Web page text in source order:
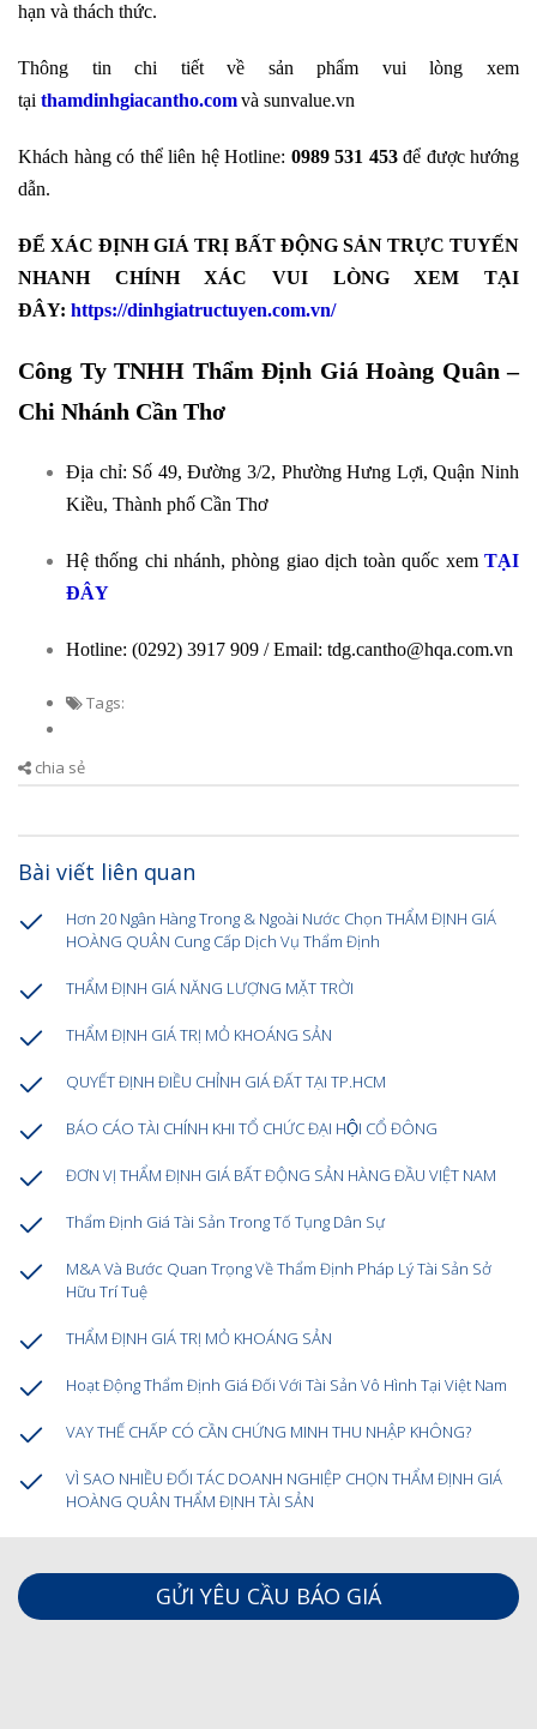
hạn và thách thức.
Thông tin chi tiết về sản phẩm vui lòng xem
tại thamdinhgiacantho.comvà sunvalue.vn
Khách hàng có thể liên hệ Hotline: 0989 531 453để được hướng
dẫn.
ĐỂ XÁC ĐỊNH GIÁ TRỊ BẤT ĐỘNG SẢN TRỰC TUYẾN
NHANH CHÍNH XÁC VUI LÒNG XEM TẠI
ĐÂY: https://dinhgiatructuyen.com.vn/
Công Ty TNHH Thẩm Định Giá Hoàng Quân –
Chi Nhánh Cần Thơ
Địa chỉ: Số 49, Đường 3/2, Phường Hưng Lợi, Quận Ninh
Kiều, Thành phố Cần Thơ
Hệ thống chi nhánh, phòng giao dịch toàn quốc xem TẠI
ĐÂY
Hotline: (0292) 3917 909 / Email: tdg.cantho@hqa.com.vn
Tags:
chia sẻ
Bài viết liên quan
Hơn 20 Ngân Hàng Trong & Ngoài Nước Chọn THẨM ĐỊNH GIÁ
HOÀNG QUÂN Cung Cấp Dịch Vụ Thẩm Định
THẨM ĐỊNH GIÁ NĂNG LƯỢNG MẶT TRỜI
THẨM ĐỊNH GIÁ TRỊ MỎ KHOÁNG SẢN
QUYẾT ĐỊNH ĐIỀU CHỈNH GIÁ ĐẤT TẠI TP.HCM
BÁO CÁO TÀI CHÍNH KHI TỔ CHỨC ĐẠI HỘI CỔ ĐÔNG
ĐƠN VỊ THẨM ĐỊNH GIÁ BẤT ĐỘNG SẢN HÀNG ĐẦU VIỆT NAM
Thẩm Định Giá Tài Sản Trong Tố Tụng Dân Sự
M&A Và Bước Quan Trọng Về Thẩm Định Pháp Lý Tài Sản Sở
Hữu Trí Tuệ
THẨM ĐỊNH GIÁ TRỊ MỎ KHOÁNG SẢN
Hoạt Động Thẩm Định Giá Đối Với Tài Sản Vô Hình Tại Việt Nam
VAY THẾ CHẤP CÓ CẦN CHỨNG MINH THU NHẬP KHÔNG?
VÌ SAO NHIỀU ĐỐI TÁC DOANH NGHIỆP CHỌN THẨM ĐỊNH GIÁ
HOÀNG QUÂN THẨM ĐỊNH TÀI SẢN
GỬI YÊU CẦU BÁO GIÁ